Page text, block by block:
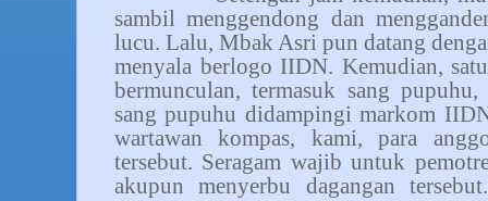
sambil menggendong dan
lucu. Lalu, Mbak Asri pun datang
menyala berlogo IIDN. Kemudian,
bermunculan, termasuk sang
sang pupuhu didampingi markom
wartawan kompas, kami, para
tersebut. Seragam wajib untuk
akupun menyerbu dagangan